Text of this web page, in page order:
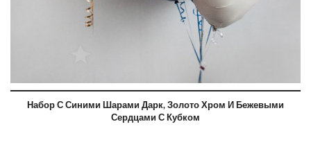
Набор С Синими Шарами Дарк, Золото Хром И Бежевыми
Сердцами С Кубком